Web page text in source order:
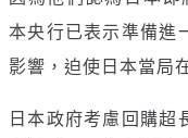
本央行已表示準備進
影響，迫使日本當局
日本政府考慮回購超